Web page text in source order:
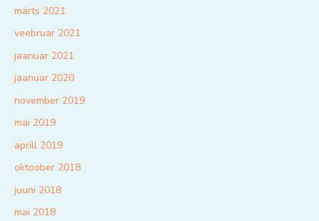
märts 2021
veebruar 2021
jaanuar 2021
jaanuar 2020
november 2019
mai 2019
aprill 2019
oktoober 2018
juuni 2018
mai 2018